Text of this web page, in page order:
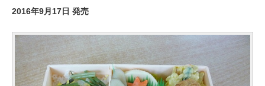
2016年9月17日 発売